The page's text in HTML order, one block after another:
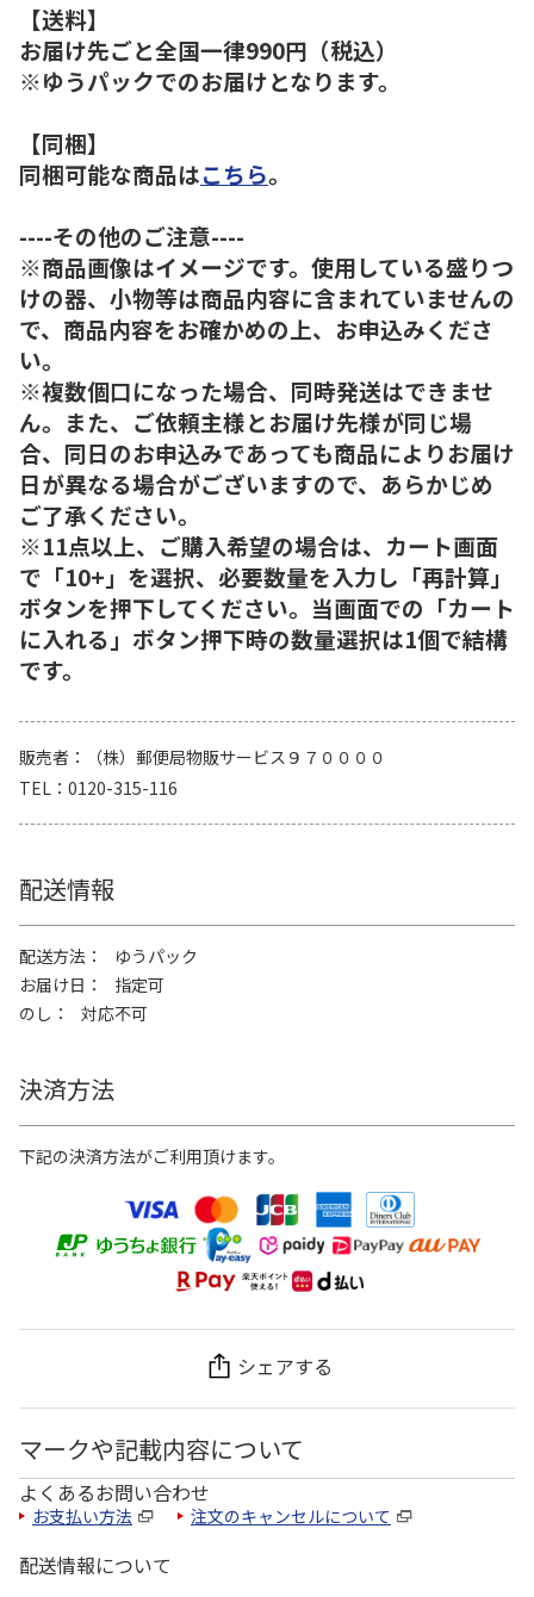
【送料】
お届け先ごと全国一律990円（税込）
※ゆうパックでのお届けとなります。
【同梱】
同梱可能な商品はこちら。
----その他のご注意----
※商品画像はイメージです。使用している盛りつ
けの器、小物等は商品内容に含まれていませんの
で、商品内容をお確かめの上、お申込みくださ
い。
※複数個口になった場合、同時発送はできませ
ん。また、ご依頼主様とお届け先様が同じ場
合、同日のお申込みであっても商品によりお届け
日が異なる場合がございますので、あらかじめ
ご了承ください。
※11点以上、ご購入希望の場合は、カート画面
で「10+」を選択、必要数量を入力し「再計算」
ボタンを押下してください。当画面での「カート
に入れる」ボタン押下時の数量選択は1個で結構
です。
販売者
（株）郵便局物販サービス９７００００
TEL
0120-315-116
配送情報
配送方法
ゆうパック
お届け日
指定可
のし
対応不可
決済方法
下記の決済方法がご利用頂けます。
シェアする
マークや記載内容について
よくあるお問い合わせ
お支払い方法 注文のキャンセルについて
配送情報について